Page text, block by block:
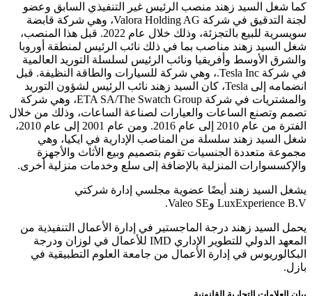
كما شغل السيد زهند منصب الرئيس غير التنفيذي السابق وعضو
لجنة التدقيق في شركة Valora Holding AG، وهي شركة قابضة
سويسرية للبيع بالتجزئة، وذلك خلال عام 2022. قبل هذا المنصب،
شغل السيد زهند مناصب بما في ذلك نائب الرئيس لمنطقة أوروبا
والشرق الأوسط وأفريقيا ونائب الرئيس لسلسلة التوريد العالمية
في شركة Tesla Inc.، وهي شركة للسيارات والطاقة النظيفة. قبل
انضمامه إلى Tesla، كان السيد زهند نائب الرئيس لشؤون التوريد
والمشتريات في شركة ETA SA/The Swatch Group، وهي شركة
تصمم وتصنع الساعات والعيارات لصناعة الساعات، وذلك من خلال
الفترة من عام 2010 إلى عام 2016. ومن عام 2001 إلى عام 2010،
شغل السيد زهند سلسلة من المناصب الإدارية في ايكيا، وهي
مجموعة متعددة الجنسيات تقوم بتصميم وبيع الأثاث والأجهزة
والإكسسوارات المنزلية بالإضافة إلى سلع وخدمات منزلية أخرى.
يشغل السيد زهند أيضًا عضوية مجلسي إدارة شركتي
LuxExperience B.V وValeo SE.
يحمل السيد زهند درجة الماجستير في إدارة الأعمال التنفيذية من
المعهد الدولي للتطوير الإداري IMD للأعمال في لوزان ودرجة
البكالوريوس في إدارة الأعمال من جامعة العلوم التطبيقية في
بازل.